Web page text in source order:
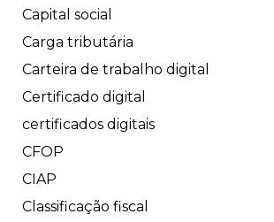
Capital social
Carga tributária
Carteira de trabalho digital
Certificado digital
certificados digitais
CFOP
CIAP
Classificação fiscal